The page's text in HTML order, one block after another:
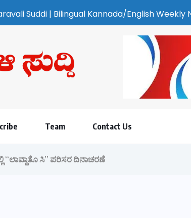
Kannada/English Weekly Newspaper |
Team Contact Us
“ಲಾವ್ದಾತೊ ಸಿ” ಪರಿಸರ ದಿನಾಚರಣೆ